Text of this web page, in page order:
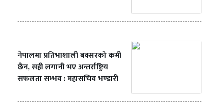
नेपालमा प्रतिभाशाली बक्सरको कमी
छैन, सही लगानी भए अन्तर्राष्ट्रिय
सफलता सम्भव : महासचिव भण्डारी